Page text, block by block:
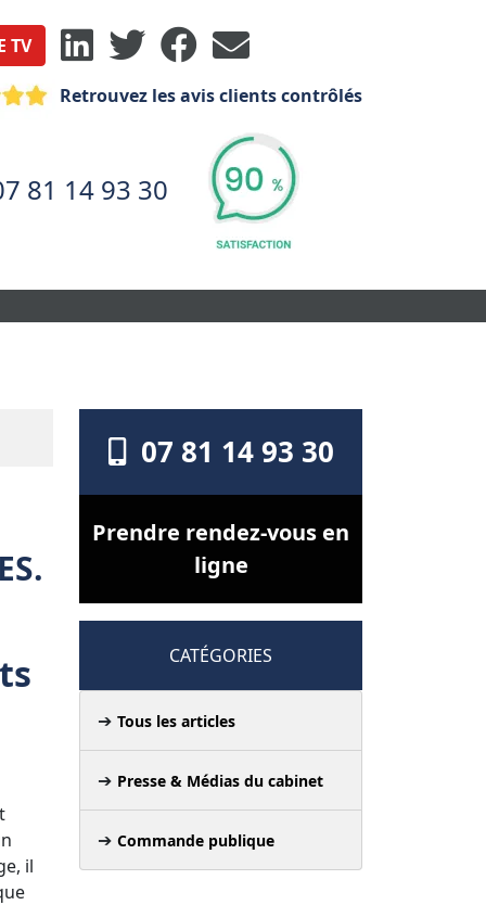
TV
Retrouvez les avis clients contrôlés
81 14 93 30
il
07 81 14 93 30
Prendre rendez-vous en
ligne
CATÉGORIES
Tous les articles
Presse & Médias du cabinet
Commande publique